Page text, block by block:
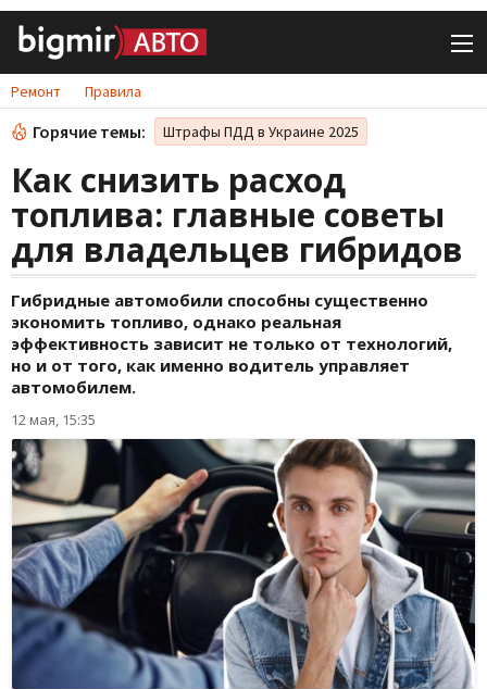
Ремонт Правила
Горячие темы: Штрафы ПДД в Украине 2025
Как снизить расход
топлива: главные советы
для владельцев гибридов
Гибридные автомобили способны существенно
экономить топливо, однако реальная
эффективность зависит не только от технологий,
но и от того, как именно водитель управляет
автомобилем.
12 мая, 15:35